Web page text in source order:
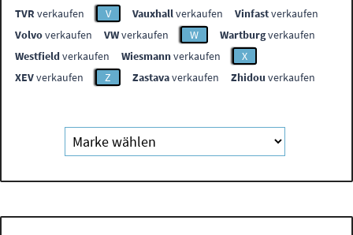
TVR verkaufen V Vauxhallverkaufen Vinfastverkaufen
Volvoverkaufen VWverkaufen W Wartburgverkaufen
Westfieldverkaufen Wiesmannverkaufen
X
XEVverkaufen Z Zastavaverkaufen Zhidou verkaufen